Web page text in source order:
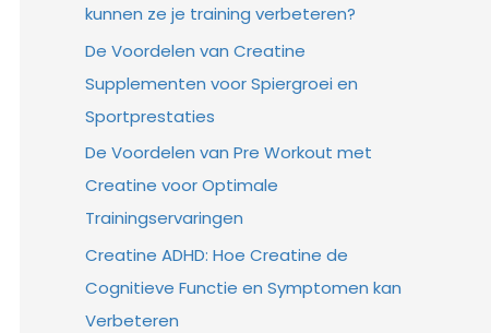
kunnen ze je training verbeteren?
De Voordelen van Creatine
Supplementen voor Spiergroei en
Sportprestaties
De Voordelen van Pre Workout met
Creatine voor Optimale
Trainingservaringen
Creatine ADHD: Hoe Creatine de
Cognitieve Functie en Symptomen kan
Verbeteren